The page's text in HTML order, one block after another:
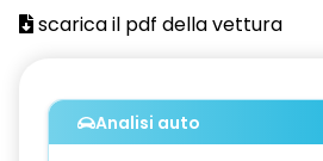
Active Emergency Brake (frenata di
riconoscimento pedoni e ciclisti)
Airbag frontali passeggero
scarica il pdf della vettura
Analisi auto